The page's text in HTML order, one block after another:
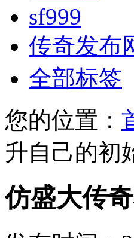
sf999
传奇发布
全部标签
您的位置：
升自己的初
仿盛大传